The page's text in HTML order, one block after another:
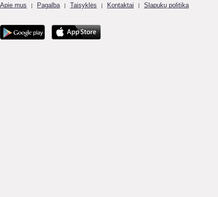
Apie mus | Pagalba | Taisyklės | Kontaktai | Slapukų politika